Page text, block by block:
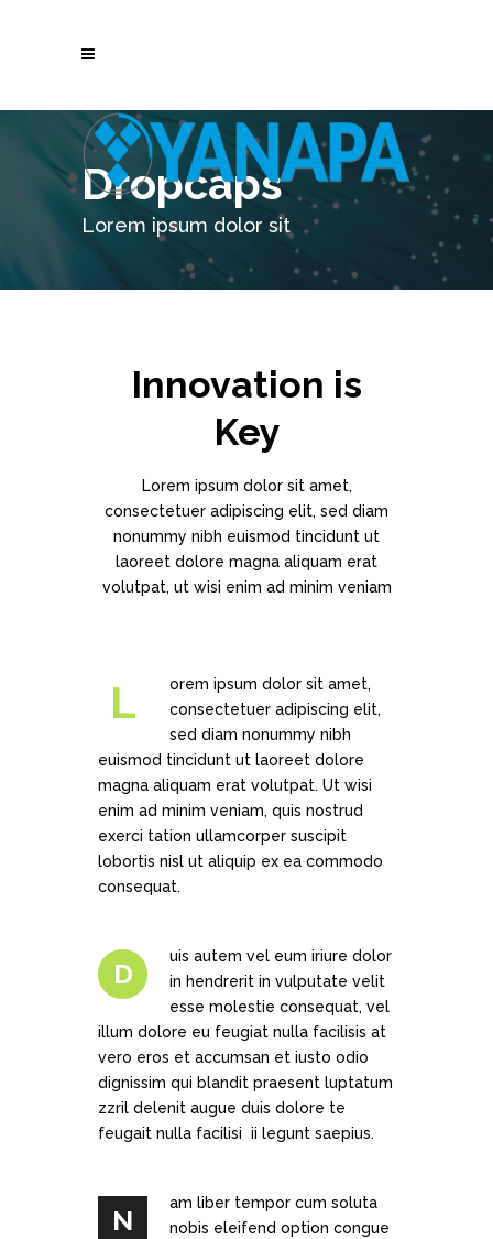
Dropcaps
Lorem ipsum dolor sit
Innovation is
Key
Lorem ipsum dolor sit amet,
consectetuer adipiscing elit, sed diam
nonummy nibh euismod tincidunt ut
laoreet dolore magna aliquam erat
volutpat, ut wisi enim ad minim veniam
L
orem ipsum dolor sit amet,
consectetuer adipiscing elit,
sed diam nonummy nibh
euismod tincidunt ut laoreet dolore
magna aliquam erat volutpat. Ut wisi
enim ad minim veniam, quis nostrud
exerci tation ullamcorper suscipit
lobortis nisl ut aliquip ex ea commodo
consequat.
D
uis autem vel eum iriure dolor
in hendrerit in vulputate velit
esse molestie consequat, vel
illum dolore eu feugiat nulla facilisis at
vero eros et accumsan et iusto odio
dignissim qui blandit praesent luptatum
zzril delenit augue duis dolore te
feugait nulla facilisi ii legunt saepius.
N
am liber tempor cum soluta
nobis eleifend option congue